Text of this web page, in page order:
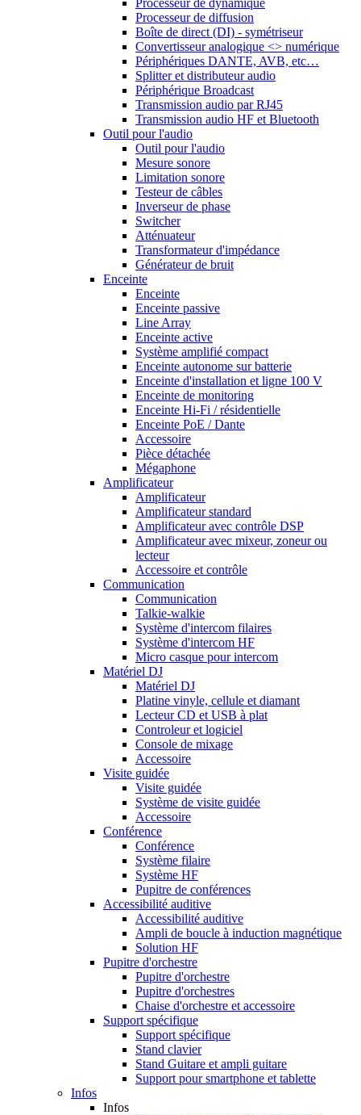
Processeur de dynamique
Processeur de diffusion
Boîte de direct (DI) - symétriseur
Convertisseur analogique <> numérique
Périphériques DANTE, AVB, etc…
Splitter et distributeur audio
Périphérique Broadcast
Transmission audio par RJ45
Transmission audio HF et Bluetooth
Outil pour l'audio
Outil pour l'audio
Mesure sonore
Limitation sonore
Testeur de câbles
Inverseur de phase
Switcher
Atténuateur
Transformateur d'impédance
Générateur de bruit
Enceinte
Enceinte
Enceinte passive
Line Array
Enceinte active
Système amplifié compact
Enceinte autonome sur batterie
Enceinte d'installation et ligne 100 V
Enceinte de monitoring
Enceinte Hi-Fi / résidentielle
Enceinte PoE / Dante
Accessoire
Pièce détachée
Mégaphone
Amplificateur
Amplificateur
Amplificateur standard
Amplificateur avec contrôle DSP
Amplificateur avec mixeur, zoneur ou
lecteur
Accessoire et contrôle
Communication
Communication
Talkie-walkie
Système d'intercom filaires
Système d'intercom HF
Micro casque pour intercom
Matériel DJ
Matériel DJ
Platine vinyle, cellule et diamant
Lecteur CD et USB à plat
Controleur et logiciel
Console de mixage
Accessoire
Visite guidée
Visite guidée
Système de visite guidée
Accessoire
Conférence
Conférence
Système filaire
Système HF
Pupitre de conférences
Accessibilité auditive
Accessibilité auditive
Ampli de boucle à induction magnétique
Solution HF
Pupitre d'orchestre
Pupitre d'orchestre
Pupitre d'orchestres
Chaise d'orchestre et accessoire
Support spécifique
Support spécifique
Stand clavier
Stand Guitare et ampli guitare
Support pour smartphone et tablette
Infos
Infos